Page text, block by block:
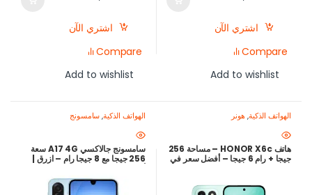
اشتري الآن
Compare
Add to wishlist
اشتري الآن
Compare
Add to wishlist
الهواتف الذكية, هونر
هاتف HONOR X6c – مساحة 256
جيجا + رام 6 جيجا – أفضل سعر في
الهواتف الذكية,سامسونج
سامسونج جالاكسي A17 4G سعة
256 جيجا مع 8 جيجا رام – ازرق |